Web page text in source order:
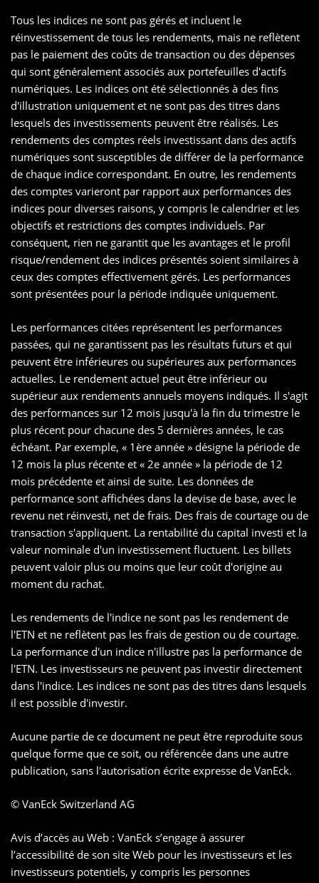
Tous les indices ne sont pas gérés et incluent le
réinvestissement de tous les rendements, mais ne reflètent
pas le paiement des coûts de transaction ou des dépenses
qui sont généralement associés aux portefeuilles d'actifs
numériques. Les indices ont été sélectionnés à des fins
d'illustration uniquement et ne sont pas des titres dans
lesquels des investissements peuvent être réalisés. Les
rendements des comptes réels investissant dans des actifs
numériques sont susceptibles de différer de la performance
de chaque indice correspondant. En outre, les rendements
des comptes varieront par rapport aux performances des
indices pour diverses raisons, y compris le calendrier et les
objectifs et restrictions des comptes individuels. Par
conséquent, rien ne garantit que les avantages et le profil
risque/rendement des indices présentés soient similaires à
ceux des comptes effectivement gérés. Les performances
sont présentées pour la période indiquée uniquement.
Les performances citées représentent les performances
passées, qui ne garantissent pas les résultats futurs et qui
peuvent être inférieures ou supérieures aux performances
actuelles. Le rendement actuel peut être inférieur ou
supérieur aux rendements annuels moyens indiqués. Il s'agit
des performances sur 12 mois jusqu'à la fin du trimestre le
plus récent pour chacune des 5 dernières années, le cas
échéant. Par exemple, « 1ère année » désigne la période de
12 mois la plus récente et « 2e année » la période de 12
mois précédente et ainsi de suite. Les données de
performance sont affichées dans la devise de base, avec le
revenu net réinvesti, net de frais. Des frais de courtage ou de
transaction s'appliquent. La rentabilité du capital investi et la
valeur nominale d'un investissement fluctuent. Les billets
peuvent valoir plus ou moins que leur coût d'origine au
moment du rachat.
Les rendements de l'indice ne sont pas les rendement de
l'ETN et ne reflètent pas les frais de gestion ou de courtage.
La performance d'un indice n'illustre pas la performance de
l'ETN. Les investisseurs ne peuvent pas investir directement
dans l'indice. Les indices ne sont pas des titres dans lesquels
il est possible d'investir.
Aucune partie de ce document ne peut être reproduite sous
quelque forme que ce soit, ou référencée dans une autre
publication, sans l'autorisation écrite expresse de VanEck.
© VanEck Switzerland AG
Avis d’accès au Web : VanEck s’engage à assurer
l’accessibilité de son site Web pour les investisseurs et les
investisseurs potentiels, y compris les personnes